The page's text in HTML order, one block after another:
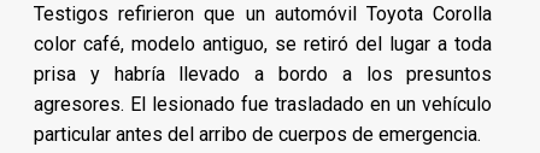
Testigos refirieron que un automóvil Toyota Corolla
color café, modelo antiguo, se retiró del lugar a toda
prisa y habría llevado a bordo a los presuntos
agresores. El lesionado fue trasladado en un vehículo
particular antes del arribo de cuerpos de emergencia.